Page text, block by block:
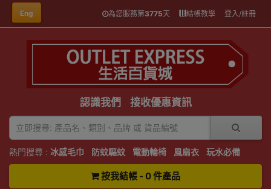
Eng 為您服務第3775天 結帳教學 登入/註冊
認識我們 接收優惠資訊
熱門搜尋 : 冰感毛巾 防蚊驅蚊 電動輪椅 風扇衣 玩水必備
按我結帳 - 0 件產品